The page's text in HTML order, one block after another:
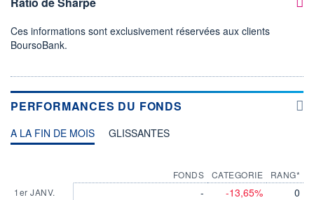
Ces informations sont exclusivement réservées aux clients
BoursoBank.
PERFORMANCES DU FONDS
A LA FIN DE MOIS GLISSANTES
1er JANV.
FONDS
-
CATEGORIE
-13,65%
RANG*
0